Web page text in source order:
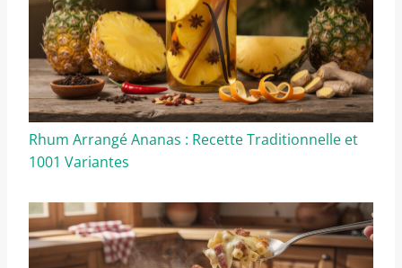
Rhum Arrangé Ananas : Recette Traditionnelle et
1001 Variantes